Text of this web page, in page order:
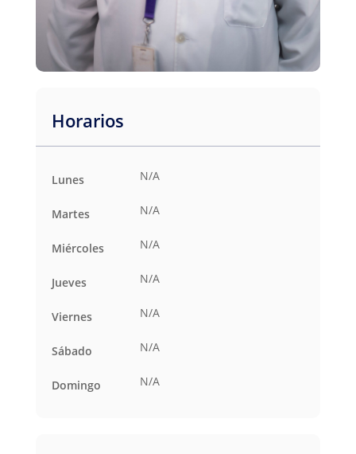
Horarios
Lunes N/A
Martes N/A
Miércoles N/A
Jueves N/A
Viernes N/A
Sábado N/A
Domingo N/A